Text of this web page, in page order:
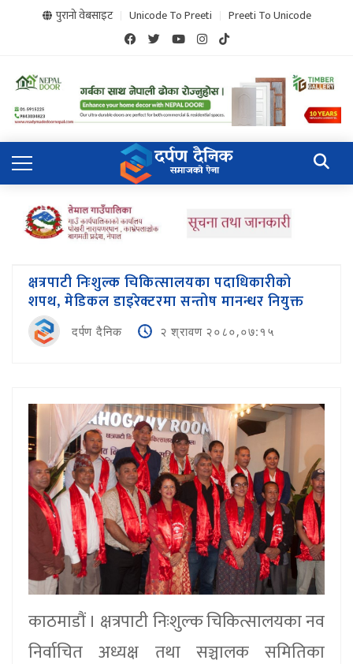
पुरानो वेबसाइट Unicode To Preeti Preeti To Unicode
क्षत्रपाटी निःशुल्क चिकित्सालयका पदाधिकारीको
शपथ, मेडिकल डाइरेक्टरमा सन्तोष मानन्धर नियुक्त
दर्पण दैनिक २ श्रावण २०८०,०७:१५
काठमाडौं । क्षत्रपाटी निःशुल्क चिकित्सालयका नव
निर्वाचित अध्यक्ष तथा सञ्चालक समितिका